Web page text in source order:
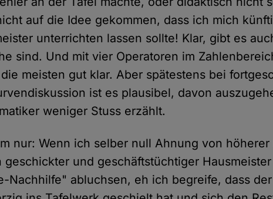
auf die Idee gekommen, dass ich mich
unterrichten lassen sollte! Klar, gibt es
sind. Und mit vier Operatoren im
meisten gut klar. Aber spätestens bei
ist es plausibel, davon
weniger Stuss erzählt.
nur: Wenn ich selber null Ahnung von
geschickter und geschäftstüchtiger
Nachhilfe" abluchsen, eh ich begreife, dass